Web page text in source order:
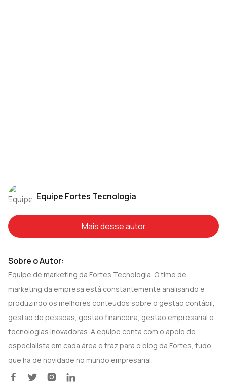
Equipe Fortes Tecnologia
Mais desse autor
Sobre o Autor:
Equipe de marketing da Fortes Tecnologia. O time de
marketing da empresa está constantemente analisando e
produzindo os melhores conteúdos sobre o gestão contábil,
gestão de pessoas, gestão financeira, gestão empresarial e
tecnologias inovadoras. A equipe conta com o apoio de
especialista em cada área e traz para o blog da Fortes, tudo
que há de novidade no mundo empresarial.
   